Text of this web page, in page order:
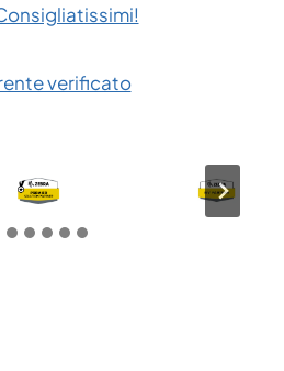
verificato